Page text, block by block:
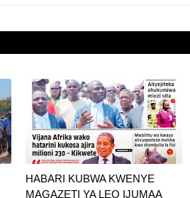
HABARI KUBWA KWENYE
MAGAZETI YA LEO IJUMAA